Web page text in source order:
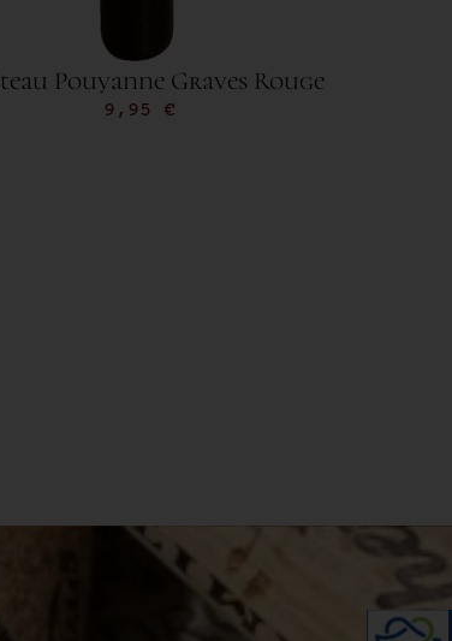
Pouyanne Graves Rouge
9,95 €